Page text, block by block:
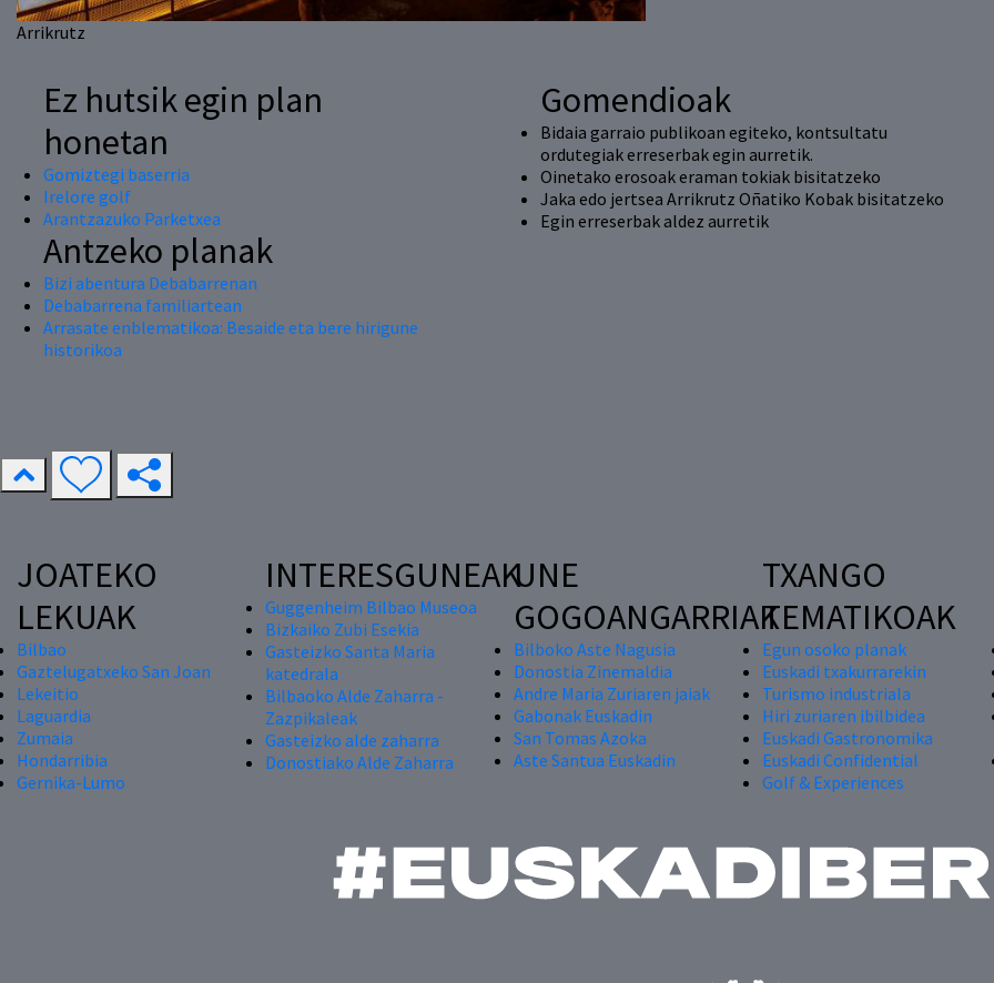
Arrikrutz
Ez hutsik egin plan
honetan
Gomiztegi baserria
Irelore golf
Arantzazuko Parketxea
Antzeko planak
Bizi abentura Debabarrenan
Debabarrena familiartean
Arrasate enblematikoa: Besaide eta bere hirigune
historikoa
Gomendioak
Bidaia garraio publikoan egiteko, kontsultatu
ordutegiak erreserbak egin aurretik.
Oinetako erosoak eraman tokiak bisitatzeko
Jaka edo jertsea Arrikrutz Oñatiko Kobak bisitatzeko
Egin erreserbak aldez aurretik
JOATEKO
LEKUAK
Bilbao
Gaztelugatxeko San Joan
Lekeitio
Laguardia
Zumaia
Hondarribia
Gernika-Lumo
INTERESGUNEAK
Guggenheim Bilbao Museoa
Bizkaiko Zubi Esekia
Gasteizko Santa Maria
katedrala
Bilbaoko Alde Zaharra -
Zazpikaleak
Gasteizko alde zaharra
Donostiako Alde Zaharra
UNE
GOGOANGARRIAK
Bilboko Aste Nagusia
Donostia Zinemaldia
Andre Maria Zuriaren jaiak
Gabonak Euskadin
San Tomas Azoka
Aste Santua Euskadin
TXANGO
TEMATIKOAK
Egun osoko planak
Euskadi txakurrarekin
Turismo industriala
Hiri zuriaren ibilbidea
Euskadi Gastronomika
Euskadi Confidential
Golf & Experiences